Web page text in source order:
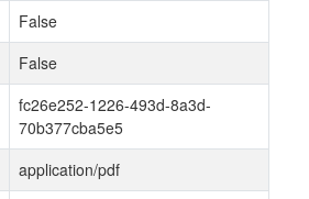
False
False
fc26e252-1226-493d-8a3d-
70b377cba5e5
application/pdf